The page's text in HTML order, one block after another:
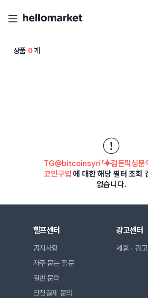
상품 0개
TG@bitcoinsyri「⯌검돈믹싱문
코인구입 에 대한 해당 필터 조회
없습니다.
헬프센터
공지사항
자주 묻는 질문
일반 문의
안전결제 문의
광고센터
제휴ㆍ광고